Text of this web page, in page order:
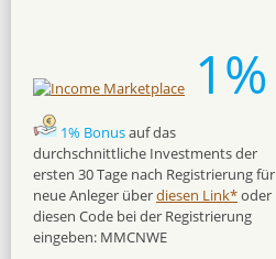
1%
1% Bonusauf das
durchschnittliche Investments der
ersten 30 Tage nach Registrierung für
neue Anleger überdiesen Link*oder
diesen Code bei der Registrierung
eingeben: MMCNWE